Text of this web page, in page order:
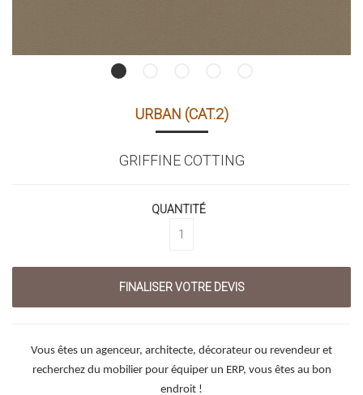
URBAN (CAT.2)
GRIFFINE COTTING
QUANTITÉ
Vous êtes un agenceur, architecte, décorateur ou revendeur et
recherchez du mobilier pour équiper un ERP, vous êtes au bon
endroit !